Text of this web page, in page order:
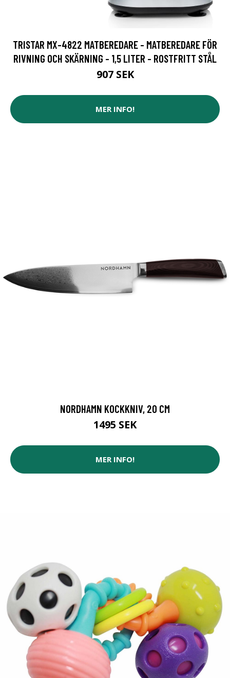
TRISTAR MX-4822 MATBEREDARE - MATBEREDARE FÖR
RIVNING OCH SKÄRNING - 1,5 LITER - ROSTFRITT STÅL
907 SEK
MER INFO!
NORDHAMN KOCKKNIV, 20 CM
1495 SEK
MER INFO!